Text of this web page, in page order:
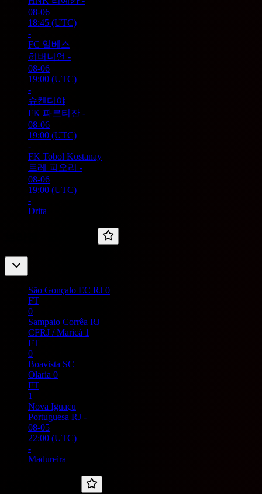
08-06
18:45 (UTC)
-
FC 일베스
히버니언 -
08-06
19:00 (UTC)
-
슈켄디야
FK 파르티잔 -
08-06
19:00 (UTC)
-
FK Tobol Kostanay
트레 피오리 -
08-06
19:00 (UTC)
-
Drita
São Gonçalo EC RJ 0
FT
0
Sampaio Corrêa RJ
CFRJ / Maricá 1
FT
0
Boavista SC
Olaria 0
FT
1
Nova Iguaçu
Portuguesa RJ -
08-05
22:00 (UTC)
-
Madureira